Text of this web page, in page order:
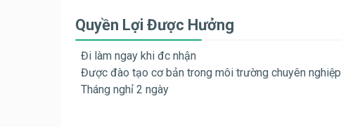
Quyền Lợi Được Hưởng
Đi làm ngay khi đc nhận
Được đào tạo cơ bản trong môi trường chuyên nghiệp
Tháng nghỉ 2 ngày